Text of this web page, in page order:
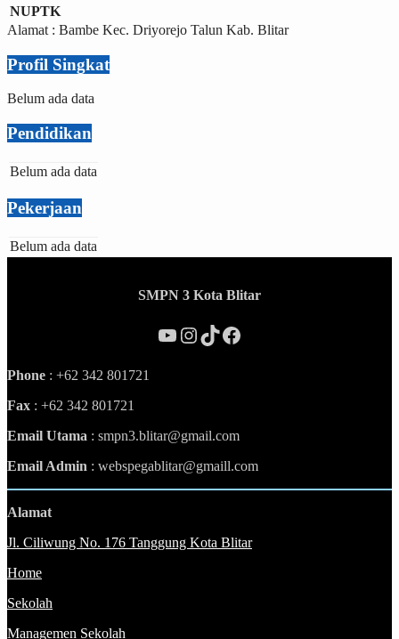
NUPTK
Alamat : Bambe Kec. Driyorejo Talun Kab. Blitar
Profil Singkat
Belum ada data
Pendidikan
Belum ada data
Pekerjaan
Belum ada data
SMPN 3 Kota Blitar
YouTube
Instagram
TikTok
Facebook
Phone : +62 342 801721
Fax : +62 342 801721
Email Utama : smpn3.blitar@gmail.com
Email Admin : webspegablitar@gmaill.com
Alamat
Jl. Ciliwung No. 176 Tanggung Kota Blitar
Home
Sekolah
Managemen Sekolah